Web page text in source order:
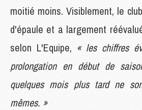
moitié moins. Visiblement, le
d'épaule et a largement
selon L'Equipe, « les chiffres
prolongation en début de
quelques mois plus tard ne
mêmes. »